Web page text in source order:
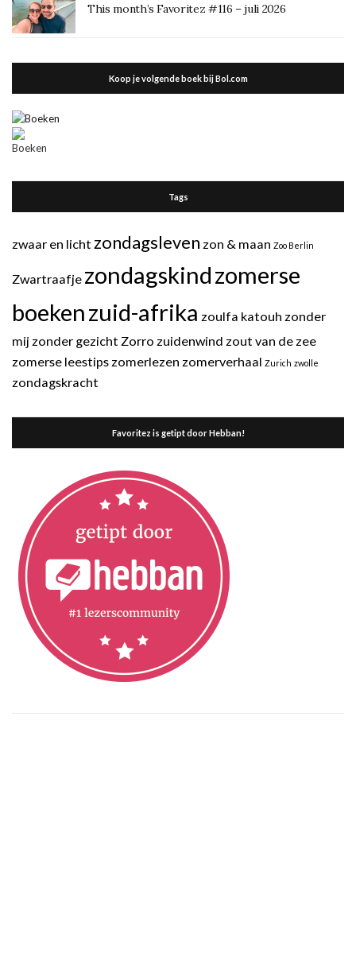
This month’s Favoritez #116 – juli 2026
Koop je volgende boek bij Bol.com
Tags
zwaar en licht zondagsleven zon & maan Zoo Berlin
Zwartraafje zondagskindzomerse
boekenzuid-afrika zoulfa katouh zonder
mij zonder gezicht Zorro zuidenwind zout van de zee
zomerse leestips zomerlezen zomerverhaal Zurich zwolle
zondagskracht
Favoritez is getipt door Hebban!